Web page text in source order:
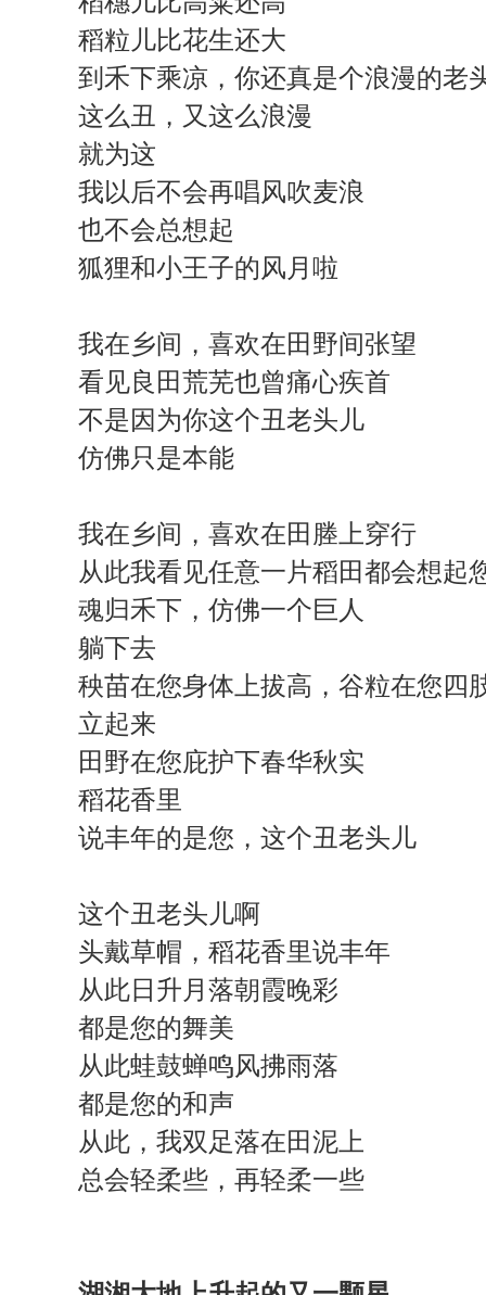
稻粒儿比花生还大
到禾下乘凉，你还真是个浪漫的老
这么丑，又这么浪漫
就为这
我以后不会再唱风吹麦浪
也不会总想起
狐狸和小王子的风月啦
我在乡间，喜欢在田野间张望
看见良田荒芜也曾痛心疾首
不是因为你这个丑老头儿
仿佛只是本能
我在乡间，喜欢在田塍上穿行
从此我看见任意一片稻田都会想起
魂归禾下，仿佛一个巨人
躺下去
秧苗在您身体上拔高，谷粒在您四
立起来
田野在您庇护下春华秋实
稻花香里
说丰年的是您，这个丑老头儿
这个丑老头儿啊
头戴草帽，稻花香里说丰年
从此日升月落朝霞晚彩
都是您的舞美
从此蛙鼓蝉鸣风拂雨落
都是您的和声
从此，我双足落在田泥上
总会轻柔些，再轻柔一些